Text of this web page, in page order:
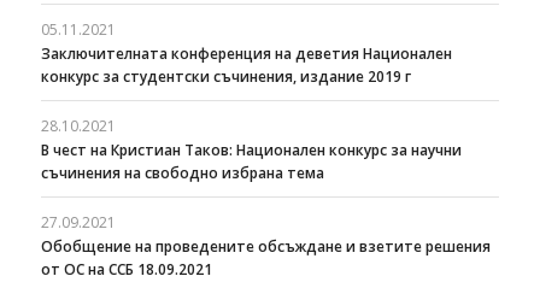
05.11.2021
Заключителната конференция на деветия Национален
конкурс за студентски съчинения, издание 2019 г
28.10.2021
В чест на Кристиан Таков: Национален конкурс за научни
съчинения на свободно избрана тема
27.09.2021
Oбобщение на проведените обсъждане и взетите решения
от ОС на ССБ 18.09.2021